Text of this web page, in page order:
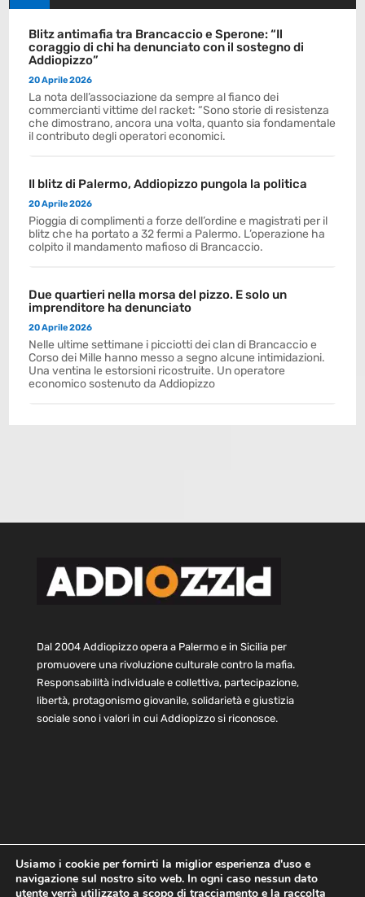
Blitz antimafia tra Brancaccio e Sperone: “Il
coraggio di chi ha denunciato con il sostegno di
Addiopizzo”
20 Aprile 2026
La nota dell’associazione da sempre al fianco dei
commercianti vittime del racket: “Sono storie di resistenza
che dimostrano, ancora una volta, quanto sia fondamentale
il contributo degli operatori economici.
Il blitz di Palermo, Addiopizzo pungola la politica
20 Aprile 2026
Pioggia di complimenti a forze dell’ordine e magistrati per il
blitz che ha portato a 32 fermi a Palermo. L’operazione ha
colpito il mandamento mafioso di Brancaccio.
Due quartieri nella morsa del pizzo. E solo un
imprenditore ha denunciato
20 Aprile 2026
Nelle ultime settimane i picciotti dei clan di Brancaccio e
Corso dei Mille hanno messo a segno alcune intimidazioni.
Una ventina le estorsioni ricostruite. Un operatore
economico sostenuto da Addiopizzo
Dal 2004 Addiopizzo opera a Palermo e in Sicilia per
promuovere una rivoluzione culturale contro la mafia.
Responsabilità individuale e collettiva, partecipazione,
libertà, protagonismo giovanile, solidarietà e giustizia
sociale sono i valori in cui Addiopizzo si riconosce.
Home Statuto e bilancio
Contatti
Usiamo i cookie per fornirti la miglior esperienza d'uso e
navigazione sul nostro sito web. In ogni caso nessun dato
utente verrà utilizzato a scopo di tracciamento e la raccolta